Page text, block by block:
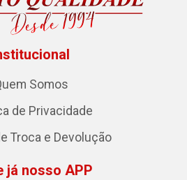
Somos
de Privacidade
Troca e Devolução
já nosso APP